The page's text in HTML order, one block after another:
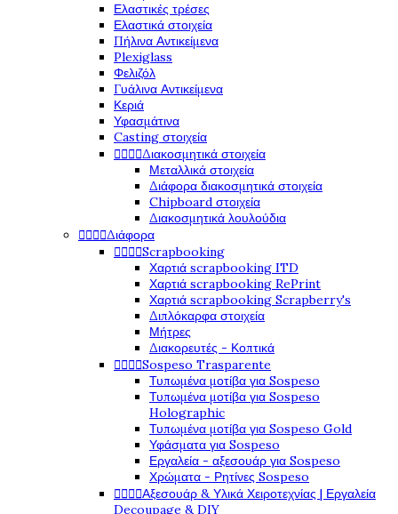
Ελαστικές τρέσες
Ελαστικά στοιχεία
Πήλινα Αντικείμενα
Plexiglass
Φελιζόλ
Γυάλινα Αντικείμενα
Κεριά
Υφασμάτινα
Casting στοιχεία
Διακοσμητικά στοιχεία
Μεταλλικά στοιχεία
Διάφορα διακοσμητικά στοιχεία
Chipboard στοιχεία
Διακοσμητικά λουλούδια
Διάφορα
Scrapbooking
Χαρτιά scrapbooking ITD
Χαρτιά scrapbooking RePrint
Χαρτιά scrapbooking Scrapberry's
Διπλόκαρφα στοιχεία
Μήτρες
Διακορευτές - Κοπτικά
Sospeso Trasparente
Τυπωμένα μοτίβα για Sospeso
Τυπωμένα μοτίβα για Sospeso
Holographic
Τυπωμένα μοτίβα για Sospeso Gold
Υφάσματα για Sospeso
Εργαλεία - αξεσουάρ για Sospeso
Χρώματα - Ρητίνες Sospeso
Αξεσουάρ & Υλικά Χειροτεχνίας | Εργαλεία
Decoupage & DIY